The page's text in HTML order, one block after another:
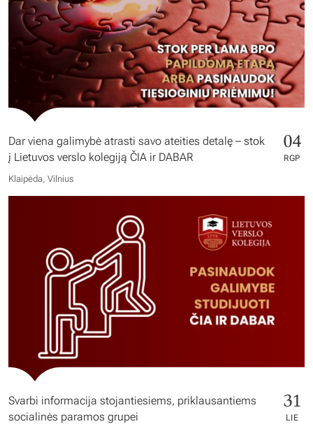
Dar viena galimybė atrasti savo ateities detalę – stok
į Lietuvos verslo kolegiją ČIA ir DABAR
04
RGP
Klaipėda, Vilnius
Svarbi informacija stojantiesiems, priklausantiems
socialinės paramos grupei
31
LIE